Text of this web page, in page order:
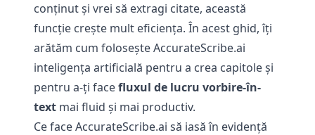
conținut și vrei să extragi citate, această
funcție crește mult eficiența. În acest ghid, îți
arătăm cum folosește AccurateScribe.ai
inteligența artificială pentru a crea capitole și
pentru a-ți facefluxul de lucru vorbire-în-
text mai fluid și mai productiv.
Ce face AccurateScribe.ai să iasă în evidență